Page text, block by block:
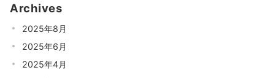
Archives
2025年8月
2025年6月
2025年4月